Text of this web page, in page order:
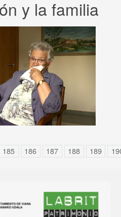
y la familia
185 186 187 188 189